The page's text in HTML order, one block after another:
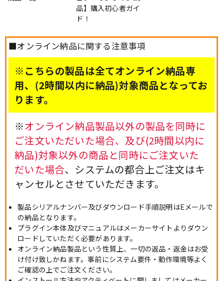
品】購入初心者ガイ
ド！
■オンライン納品に関する注意事項
※こちらの製品は全てオンライン納品専
用、(2時間以内に納品)対象商品となってお
ります。
※オンライン納品製品以外の製品を同時に
ご注文いただいた場合、及び(2時間以内に
納品)対象以外の商品と同時にご注文いた
だいた場合、システムの都合上ご注文はキ
ャンセルとさせていただきます。
製品シリアルナンバー及びダウンロード手順説明はEメールで
の納品となります。
プラグイン本体及びマニュアルはメーカーサイトよりダウン
ロードしていただく必要があります。
オンライン納品製品という性質上、一切の返品・返金はお受
け付け致しかねます。事前にシステム要件・動作環境等よく
ご確認の上でご注文ください。